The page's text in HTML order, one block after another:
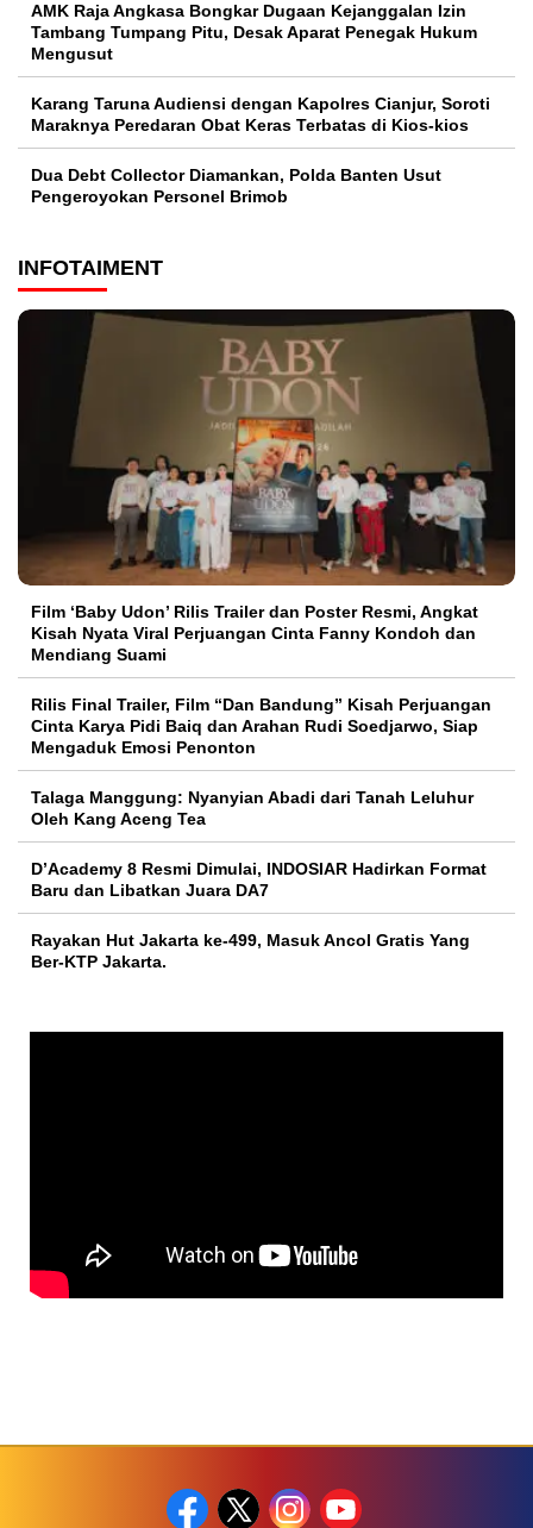
AMK Raja Angkasa Bongkar Dugaan Kejanggalan Izin
Tambang Tumpang Pitu, Desak Aparat Penegak Hukum
Mengusut
Karang Taruna Audiensi dengan Kapolres Cianjur, Soroti
Maraknya Peredaran Obat Keras Terbatas di Kios-kios
Dua Debt Collector Diamankan, Polda Banten Usut
Pengeroyokan Personel Brimob
INFOTAIMENT
Film ‘Baby Udon’ Rilis Trailer dan Poster Resmi, Angkat
Kisah Nyata Viral Perjuangan Cinta Fanny Kondoh dan
Mendiang Suami
Rilis Final Trailer, Film “Dan Bandung” Kisah Perjuangan
Cinta Karya Pidi Baiq dan Arahan Rudi Soedjarwo, Siap
Mengaduk Emosi Penonton
Talaga Manggung: Nyanyian Abadi dari Tanah Leluhur
Oleh Kang Aceng Tea
D’Academy 8 Resmi Dimulai, INDOSIAR Hadirkan Format
Baru dan Libatkan Juara DA7
Rayakan Hut Jakarta ke-499, Masuk Ancol Gratis Yang
Ber-KTP Jakarta.